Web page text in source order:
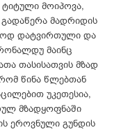
მოიპოვა,
მადრიდის
დატვირთული და
მაინც
თასისათვის მზად
წინა წლებთან
უკეთესია,
მზადყოფნაში
ეროვნული გუნდის